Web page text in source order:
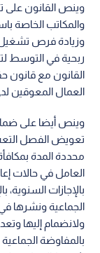
وينص القانون على
والمكاتب الخاصة
وزيادة فرص تشغيل
ربحية في التوسط
القانون مع قانون
العمال المعوقين
وينص أيضا على
تعويض الفصل
محددة المدة
العامل في حالات
بالإجازات
الجماعية ونشرها
ولانضمام إليها
بالمفاوضة